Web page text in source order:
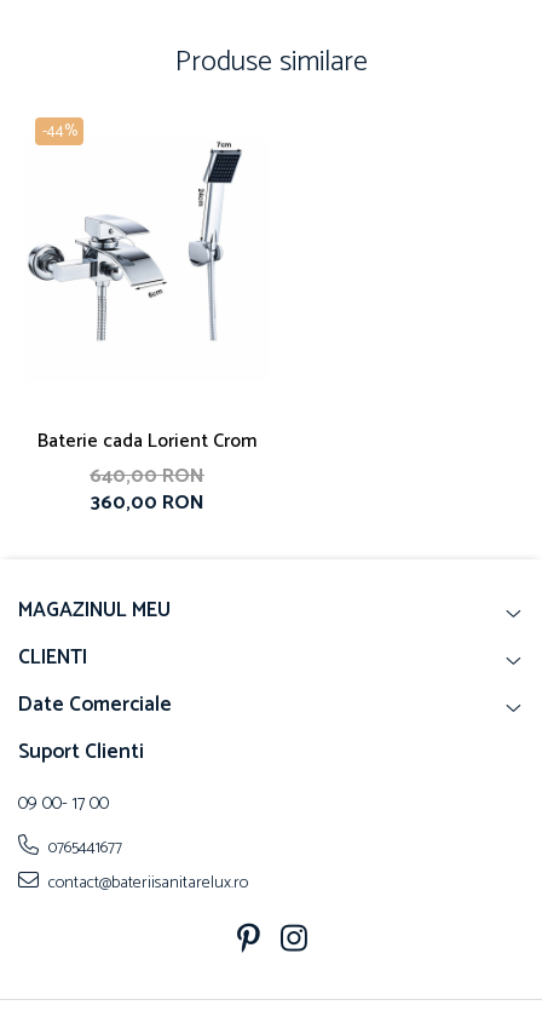
Produse similare
-44%
Baterie cada Lorient Crom
640,00 RON
360,00 RON
MAGAZINUL MEU
CLIENTI
Date Comerciale
Suport Clienti
09 00- 17 00
0765441677
contact@bateriisanitarelux.ro